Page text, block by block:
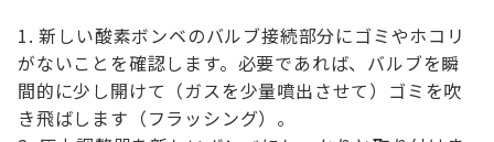
新しい酸素ボンベのバルブ接続部分にゴミやホコリ
がないことを確認します。必要であれば、バルブを瞬
間的に少し開けて（ガスを少量噴出させて）ゴミを吹
き飛ばします（フラッシング）。